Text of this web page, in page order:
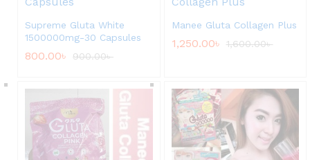
Supreme Gluta White
1500000mg-30 Capsules
800.00৳ 900.00৳
Manee Gluta Collagen Plus
1,250.00৳ 1,600.00৳